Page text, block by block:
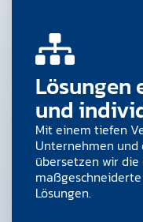
Lösungen
und
Mit einem tiefen
Unternehmen und
übersetzen wir
Lösungen.